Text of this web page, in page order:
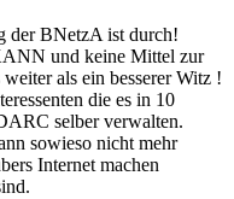
der BNetzA ist durch!
und keine Mittel zur
als ein besserer Witz !
die es in 10
selber verwalten.
sowieso nicht mehr
Internet machen